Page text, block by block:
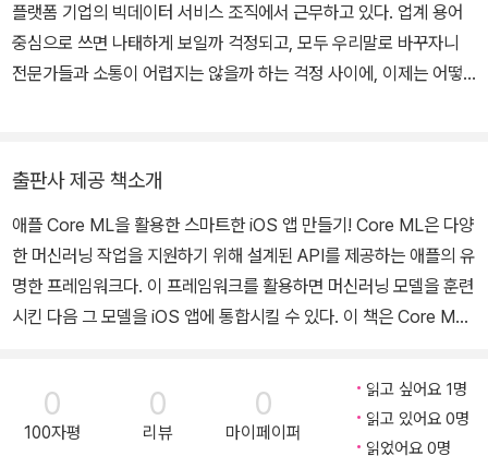
플랫폼 기업의 빅데이터 서비스 조직에서 근무하고 있다. 업계 용어
중심으로 쓰면 나태하게 보일까 걱정되고, 모두 우리말로 바꾸자니
전문가들과 소통이 어렵지는 않을까 하는 걱정 사이에, 이제는 어떻
도 하고 있다. 옮긴 책으로는 《파이썬 데이터 사이언스 핸드북(개정
판)》, 《실전! 파이토치 딥러닝 프로젝트》, 《강화학습/심층강화학습
특강》, 《실전! 텐서플로 2를 활용한 딥러닝 컴퓨터 비전》 등이 있다.
출판사 제공 책소개
애플 Core ML을 활용한 스마트한 iOS 앱 만들기! Core ML은 다양
한 머신러닝 작업을 지원하기 위해 설계된 API를 제공하는 애플의 유
명한 프레임워크다. 이 프레임워크를 활용하면 머신러닝 모델을 훈련
시킨 다음 그 모델을 iOS 앱에 통합시킬 수 있다. 이 책은 Core ML
다. 모바일 플랫폼(특히 iOS)에서 현실적이면서 흥미로운 머신러닝
예제를 통해 배우며, 시각 기반의 애플리케이션을 위해 전이 학습과
신경망 이론을 사용하여 Core ML을 구현하는 법도 배울 것이다. 기
0
100자평
0
리뷰
0
마이페이퍼
읽고 싶어요 1명
읽고 있어요 0명
읽었어요 0명